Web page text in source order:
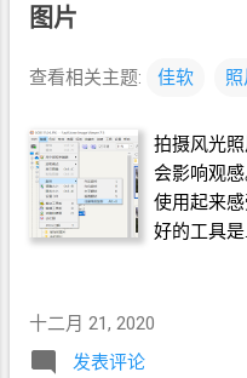
图片
查看相关主题: 佳软 照
拍摄风光
会影响观
使用起来
好的工具
十二月 21, 2020
发表评论